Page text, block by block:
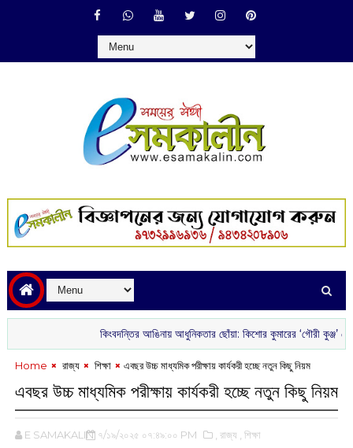
কিংবদন্তির আঙিনায় আধুনিকতার ছোঁয়া: কিশোর কুমারের ‘গৌরী কুঞ্জ’ থেকে বিরাট
Home ‌ রাজ্য ‌ শিক্ষা এবছর উচ্চ মাধ্যমিক পরীক্ষায় কার্যকরী হচ্ছে নতুন কিছু নিয়ম
এবছর উচ্চ মাধ্যমিক পরীক্ষায় কার্যকরী হচ্ছে নতুন কিছু নিয়ম
E SAMAKALIN ৭/১৯/২০২৫ ০৭:৪৯:০০ PM ,‌ রাজ্য ,‌ শিক্ষা